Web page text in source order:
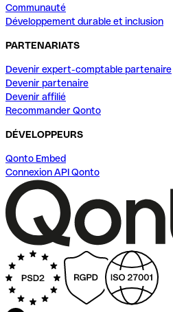
Communauté
Développement durable et inclusion
PARTENARIATS
Devenir expert-comptable partenaire
Devenir partenaire
Devenir affilié
Recommander Qonto
DÉVELOPPEURS
Qonto Embed
Connexion API Qonto